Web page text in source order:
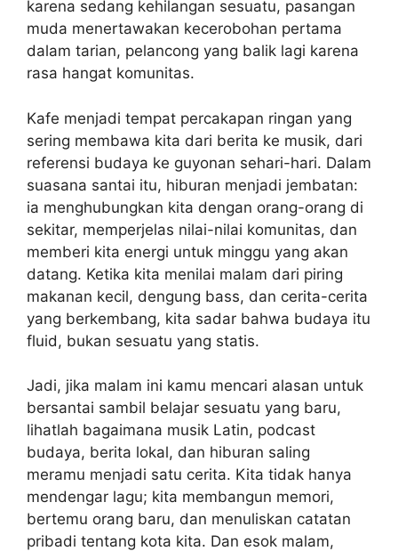
karena sedang kehilangan sesuatu, pasangan
muda menertawakan kecerobohan pertama
dalam tarian, pelancong yang balik lagi karena
rasa hangat komunitas.
Kafe menjadi tempat percakapan ringan yang
sering membawa kita dari berita ke musik, dari
referensi budaya ke guyonan sehari-hari. Dalam
suasana santai itu, hiburan menjadi jembatan:
ia menghubungkan kita dengan orang-orang di
sekitar, memperjelas nilai-nilai komunitas, dan
memberi kita energi untuk minggu yang akan
datang. Ketika kita menilai malam dari piring
makanan kecil, dengung bass, dan cerita-cerita
yang berkembang, kita sadar bahwa budaya itu
fluid, bukan sesuatu yang statis.
Jadi, jika malam ini kamu mencari alasan untuk
bersantai sambil belajar sesuatu yang baru,
lihatlah bagaimana musik Latin, podcast
budaya, berita lokal, dan hiburan saling
meramu menjadi satu cerita. Kita tidak hanya
mendengar lagu; kita membangun memori,
bertemu orang baru, dan menuliskan catatan
pribadi tentang kota kita. Dan esok malam,